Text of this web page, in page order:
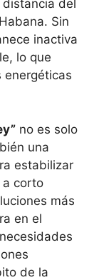
del
Sin
inactiva
lo que
energéticas
no es solo
una
estabilizar
a corto
más
en el
de la